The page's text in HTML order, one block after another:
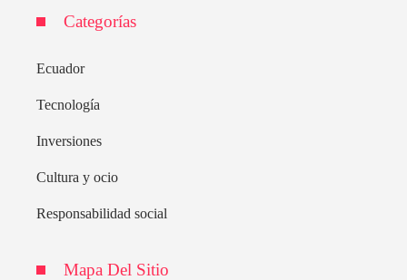
Categorías
Ecuador
Tecnología
Inversiones
Cultura y ocio
Responsabilidad social
Mapa Del Sitio